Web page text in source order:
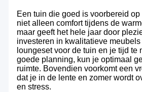
Een tuin die goed is voorbereid op
niet alleen comfort tijdens de
maar geeft het hele jaar door
investeren in kwalitatieve
loungeset voor de tuin en je tijd te
goede planning, kun je optimaal
ruimte. Bovendien voorkomt een
dat je in de lente en zomer wordt
en stress.